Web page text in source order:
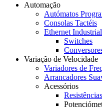
Automação
Autómatos
Consolas Tactéis
Ethernet Industrial
Switches
Variação de Velocidade
Variadores de
Arrancadores
Acessórios